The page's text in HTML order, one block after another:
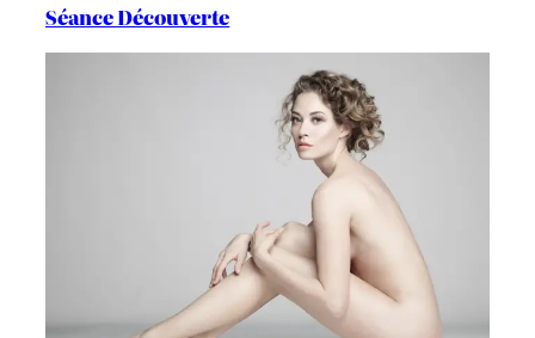
Séance Découverte